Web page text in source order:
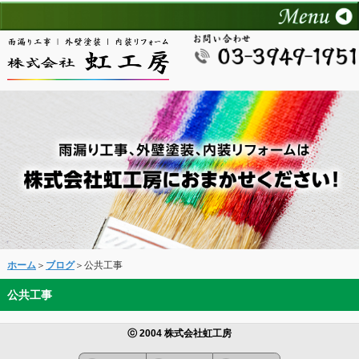
ホーム＞ ブログ＞公共工事
公共工事
ⓒ 2004 株式会社虹工房